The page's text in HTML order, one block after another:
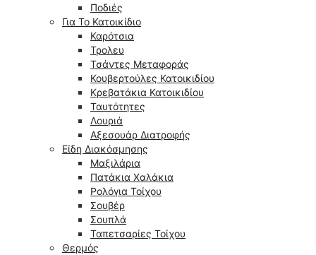
Ποδιές
Για Το Κατοικίδιο
Καρότσια
Τρολευ
Τσάντες Μεταφοράς
Κουβερτούλες Κατοικιδίου
Κρεβατάκια Κατοικιδίου
Ταυτότητες
Λουριά
Αξεσουάρ Διατροφής
Είδη Διακόσμησης
Μαξιλάρια
Πατάκια Χαλάκια
Ρολόγια Τοίχου
Σουβέρ
Σουπλά
Ταπετσαρίες Τοίχου
Θερμός